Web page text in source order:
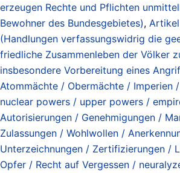
erzeugen Rechte und Pflichten
Bewohner des Bundesgebietes),
(Handlungen verfassungswidrig die
friedliche Zusammenleben der Völker
insbesondere Vorbereitung eines
Atommächte / Obermächte / Imperien
nuclear powers / upper powers /
Autorisierungen / Genehmigungen /
Zulassungen / Wohlwollen /
Unterzeichnungen / Zertifizierungen /
Opfer / Recht auf Vergessen /